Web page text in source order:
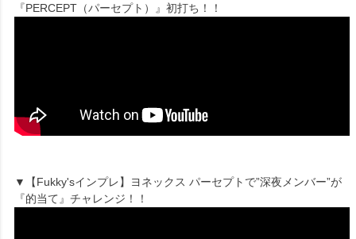
『PERCEPT（パーセプト）』初打ち！！
▼【Fukky'sインプレ】ヨネックス パーセプトで”深夜メンバー”が
『的当て』チャレンジ！！